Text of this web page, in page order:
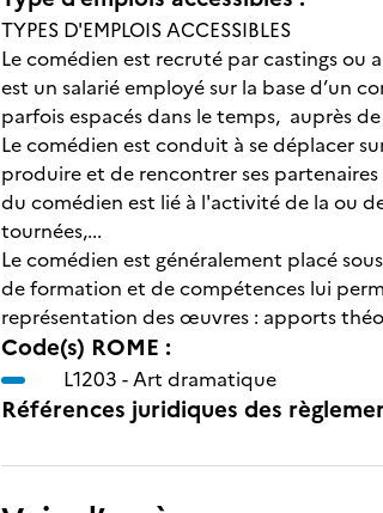
TYPES D'EMPLOIS ACCESSIBLES
Le comédien est recruté par castings ou
est un salarié employé sur la base d’un
parfois espacés dans le temps, auprès
Le comédien est conduit à se déplacer
produire et de rencontrer ses
du comédien est lié à l'activité de la ou
tournées,...
Le comédien est généralement placé
de formation et de compétences lui
représentation des œuvres : apports
Code(s) ROME :
L1203 -Art dramatique
Références juridiques des